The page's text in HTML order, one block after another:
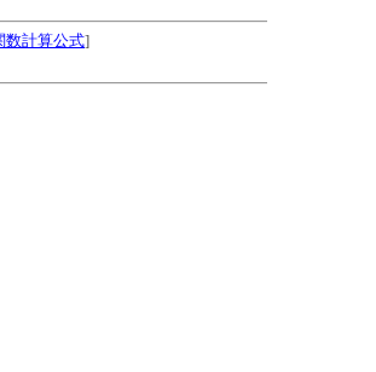
数計算公式]